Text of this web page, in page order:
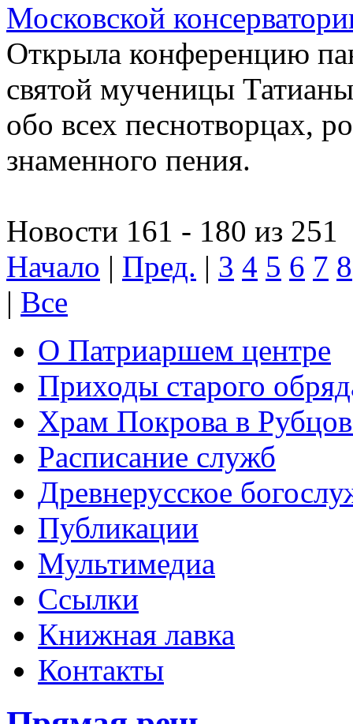
Московской
Открыла конференцию
святой мученицы
обо всех песнотворцах,
знаменного пения.
Новости 161 - 180 из 251
Начало | Пред. | 3 4 5 6 7 8
| Все
О Патриаршем центре
Приходы старого
Храм Покрова в
Расписание служб
Древнерусское
Публикации
Мультимедиа
Ссылки
Книжная лавка
Контакты